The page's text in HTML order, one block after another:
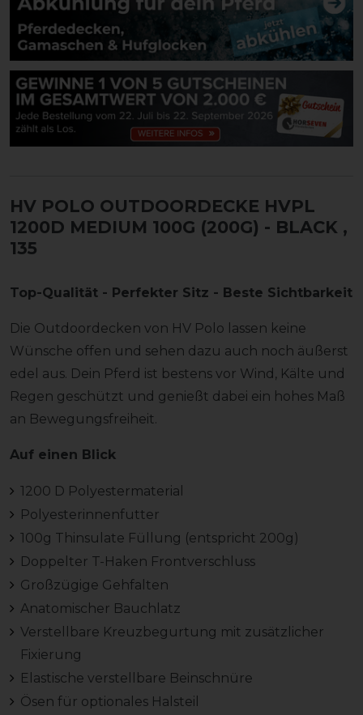
HV POLO OUTDOORDECKE HVPL
1200D MEDIUM 100G (200G) - BLACK ,
135
Top-Qualität - Perfekter Sitz - Beste Sichtbarkeit
Die Outdoordecken von HV Polo lassen keine
Wünsche offen und sehen dazu auch noch äußerst
edel aus. Dein Pferd ist bestens vor Wind, Kälte und
Regen geschützt und genießt dabei ein hohes Maß
an Bewegungsfreiheit.
Auf einen Blick
1200 D Polyestermaterial
Polyesterinnenfutter
100g Thinsulate Füllung (entspricht 200g)
Doppelter T-Haken Frontverschluss
Großzügige Gehfalten
Anatomischer Bauchlatz
Verstellbare Kreuzbegurtung mit zusätzlicher
Fixierung
Elastische verstellbare Beinschnüre
Ösen für optionales Halsteil